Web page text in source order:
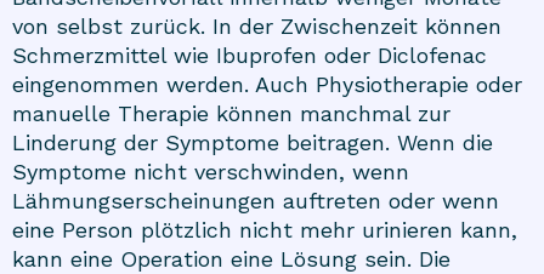
von selbst zurück. In der Zwischenzeit können
Schmerzmittel wie Ibuprofen oder Diclofenac
eingenommen werden. Auch Physiotherapie oder
manuelle Therapie können manchmal zur
Linderung der Symptome beitragen. Wenn die
Symptome nicht verschwinden, wenn
Lähmungserscheinungen auftreten oder wenn
eine Person plötzlich nicht mehr urinieren kann,
kann eine Operation eine Lösung sein. Die